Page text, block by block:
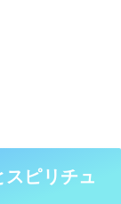
ピリチュ